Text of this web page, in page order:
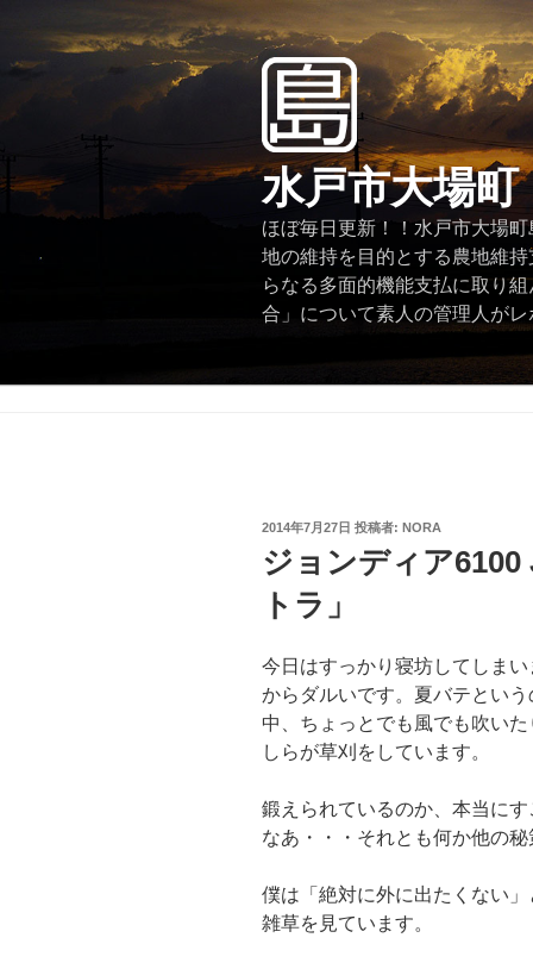
テ
ス
水戸市大場
ほぼ毎日更新！！水戸市大場
地の維持を目的とする農地維
らなる多面的機能支払に取り
合」について素人の管理人が
投
日:
2014年7月27日 投稿者: NORA
ジョンディア
トラ」
今日はすっかり寝坊してしま
からダルいです。夏バテとい
中、ちょっとでも風でも吹い
しらが草刈をしています。
鍛えられているのか、本当に
なあ・・・それとも何か他の
僕は「絶対に外に出たくない
雑草を見ています。